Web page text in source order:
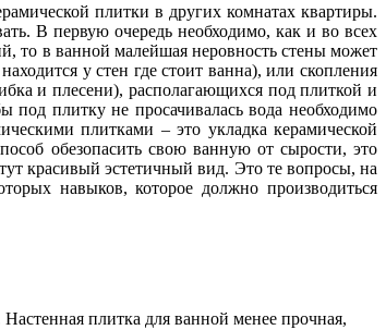
плитки в других комнатах квартиры.
В первую очередь необходимо, как и во всех
то в ванной малейшая неровность стены может
у стен где стоит ванна), или скопления
и плесени), располагающихся под плиткой и
под плитку не просачивалась вода необходимо
плитками – это укладка керамической
обезопасить свою ванную от сырости, это
красивый эстетичный вид. Это те вопросы, на
навыков, которое должно производиться
плитка для ванной менее прочная,